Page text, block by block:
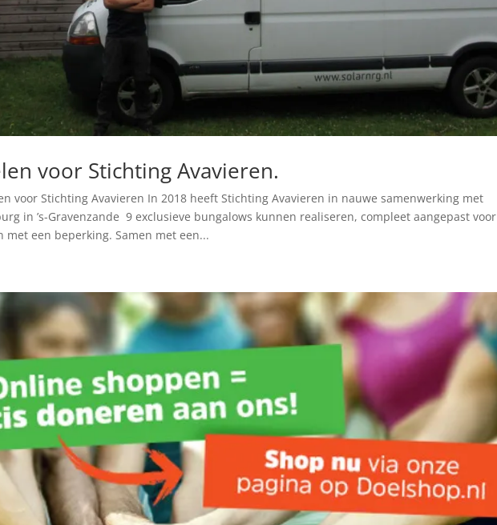
voor Stichting Avavieren.
voor Stichting Avavieren In 2018 heeft Stichting Avavieren in nauwe samenwerking met
in ’s-Gravenzande 9 exclusieve bungalows kunnen realiseren, compleet aangepast voor
met een beperking. Samen met een...